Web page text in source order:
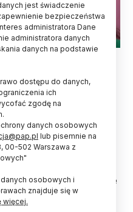
i szkolnictwa
piątek szefowa tego
że zmiana
trzeba jeszcze na
że w listopadzie odejdzie
już o tym z
takie rozmowy".
jest świadczenie
bezpieczeństwa
administratora Dane
administratora danych
danych na podstawie
dostępu do danych,
ich
zgodę na
danych osobowych
lub pisemnie na
00-502 Warszawa z
osobowych i
znajduje się w
więcej.